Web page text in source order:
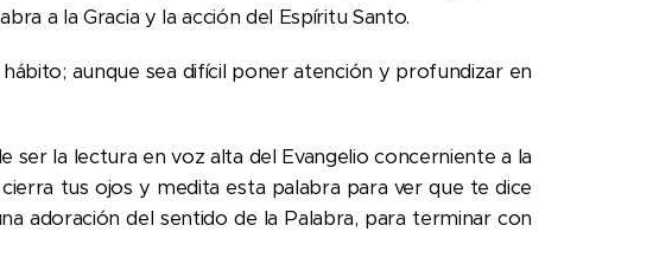
a la Gracia y la acción del Espíritu Santo.
aunque sea difícil poner atención y profundizar en
ser la lectura en voz alta del Evangelio concerniente a la
tus ojos y medita esta palabra para ver que te dice
adoración del sentido de la Palabra, para terminar con